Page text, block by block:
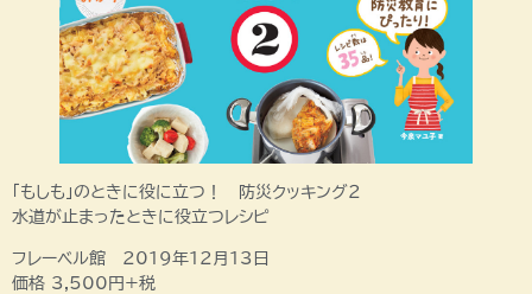
「もしも」のときに役に立つ！ 防災クッキング２
水道が止まったときに役立つレシピ
フレーベル館 2019年12月13日
価格 3,500円+税